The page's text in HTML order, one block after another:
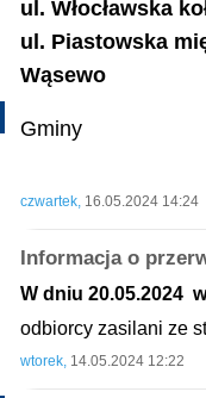
ul. Włocławska
ul. Piastowska
Wąsewo
Gminy
czwartek, 16.05.2024 14:24
Informacja o
W dniu 20.05.2024
odbiorcy zasilani ze
wtorek, 14.05.2024 12:22